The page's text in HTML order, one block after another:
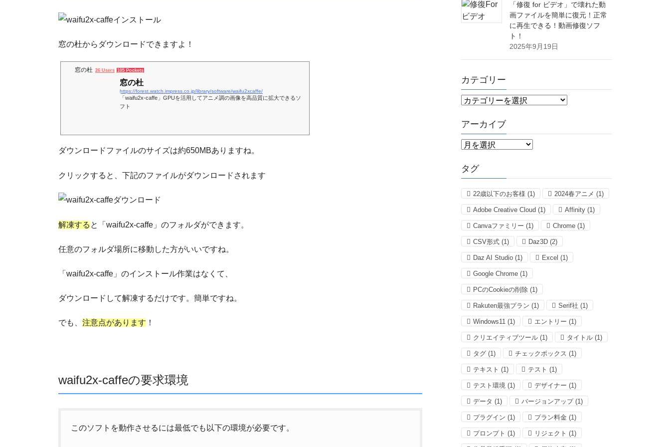
窓の杜からダウンロードできますよ！
窓の杜 26 Users 105 Pockets
窓の杜
https://forest.watch.impress.co.jp/library/software/waifu2xcaffe/
「waifu2x-caffe」GPUを活用してアニメ調の画像を高品質に拡大できるソ
フト
ダウンロードファイルのサイズは約650MBありますね。
クリックすると、下記のファイルがダウンロードされます
解凍する と「waifu2x-caffe」のフォルダができます。
任意のフォルダ場所に移動した方がいいですね。
「waifu2x-caffe」のインストール作業はなくて、
ダウンロードして解凍するだけです。簡単ですね。
でも、 注意点があります ！
waifu2x-caffeの要求環境
このソフトを動作させるには最低でも以下の環境が必要です。
「修復 for ビデオ」で壊れた動
画ファイルを簡単に復元！正常
に再生できる！動画修復ソフ
ト！
2025年9月19日
カテゴリー
カ
テ
ゴ
リ
ー
アーカイブ
ア
ー
カ
イ
ブ
タグ
22歳以下のお客様 (1) 2024春アニメ (1)
Adobe Creative Cloud (1) Affinity (1)
Canvaファミリー (1) Chrome (1)
CSV形式 (1) Daz3D (2)
Daz AI Studio (1) Excel (1)
Google Chrome (1)
PCのCookieの削除 (1)
Rakuten最強プラン (1) Serif社 (1)
Windows11 (1) エントリー (1)
クリエイティブツール (1) タイトル (1)
タグ (1) チェックボックス (1)
テキスト (1) テスト (1)
テスト環境 (1) デザイナー (1)
データ (1) バージョンアップ(1)
プラグイン (1) プラン料金 (1)
プロンプト (1) リジェクト (1)